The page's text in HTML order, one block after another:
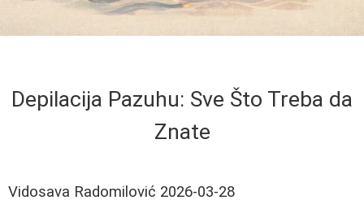
Depilacija Pazuhu: Sve Što Treba da
Znate
Vidosava Radomilović 2026-03-28